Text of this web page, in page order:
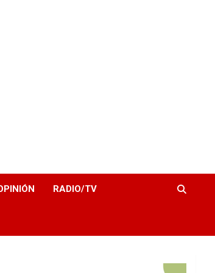
RADIO/TV